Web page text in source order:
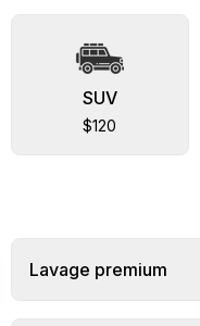
SUV
$120
Lavage premium